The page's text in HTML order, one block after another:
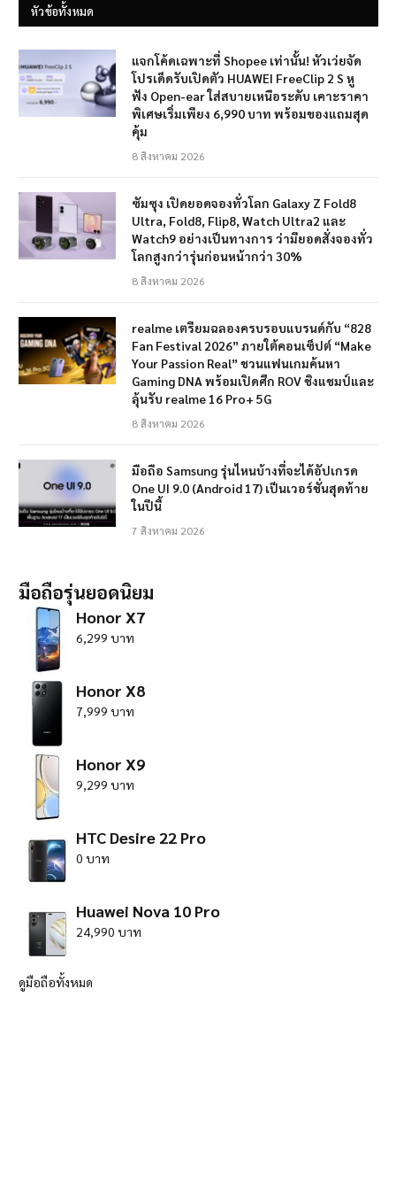
หัวข้อทั้งหมด
แจกโค้ดเฉพาะที่ Shopee เท่านั้น! หัวเว่ยจัด
โปรเด็ดรับเปิดตัว HUAWEI FreeClip 2 S หู
ฟัง Open-ear ใส่สบายเหนือระดับ เคาะราคา
พิเศษเริ่มเพียง 6,990 บาท พร้อมของแถมสุด
คุ้ม
8 สิงหาคม 2026
ซัมซุง เปิดยอดจองทั่วโลก Galaxy Z Fold8
Ultra, Fold8, Flip8, Watch Ultra2 และ
Watch9 อย่างเป็นทางการ ว่ามียอดสั่งจองทั่ว
โลกสูงกว่ารุ่นก่อนหน้ากว่า 30%
8 สิงหาคม 2026
realme เตรียมฉลองครบรอบแบรนด์กับ “828
Fan Festival 2026” ภายใต้คอนเซ็ปต์ “Make
Your Passion Real” ชวนแฟนเกมค้นหา
Gaming DNA พร้อมเปิดศึก ROV ชิงแชมป์และ
ลุ้นรับ realme 16 Pro+ 5G
8 สิงหาคม 2026
มือถือ Samsung รุ่นไหนบ้างที่จะได้อัปเกรด
One UI 9.0 (Android 17) เป็นเวอร์ชั่นสุดท้าย
ในปีนี้
7 สิงหาคม 2026
มือถือรุ่นยอดนิยม
Honor X7
6,299 บาท
Honor X8
7,999 บาท
Honor X9
9,299 บาท
HTC Desire 22 Pro
0 บาท
Huawei Nova 10 Pro
24,990 บาท
ดูมือถือทั้งหมด